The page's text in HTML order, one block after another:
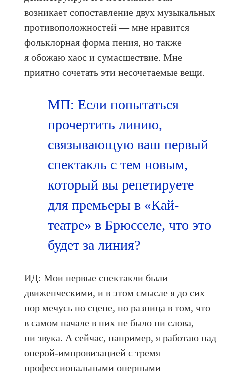
возникает сопоставление двух музыкальных
противоположностей — мне нравится
фольклорная форма пения, но также
я обожаю хаос и сумасшествие. Мне
приятно сочетать эти несочетаемые вещи.
МП: Если попытаться
прочертить линию,
связывающую ваш первый
спектакль с тем новым,
который вы репетируете
для премьеры в «Кай-
театре» в Брюсселе, что это
будет за линия?
ИД: Мои первые спектакли были
движенческими, и в этом смысле я до сих
пор мечусь по сцене, но разница в том, что
в самом начале в них не было ни слова,
ни звука. А сейчас, например, я работаю над
оперой-импровизацией с тремя
профессиональными оперными